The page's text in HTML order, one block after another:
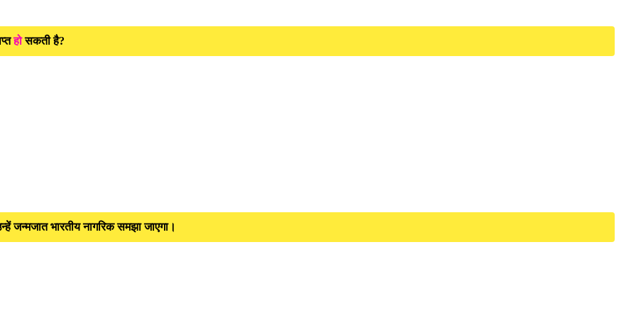
होसकती है?
जन्मजात भारतीय नागरिक समझा जाएगा।